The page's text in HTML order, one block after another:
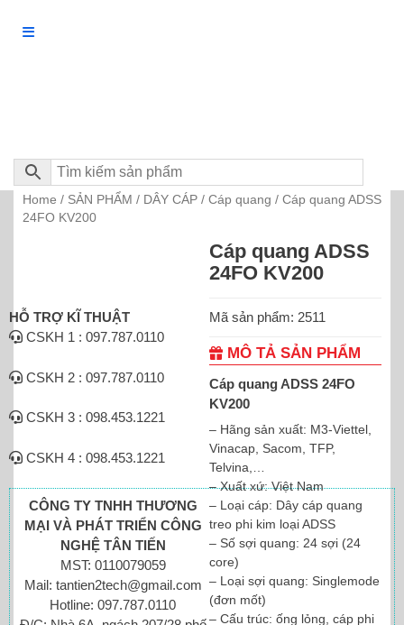
Home / SẢN PHẨM / DÂY CÁP / Cáp quang / Cáp quang ADSS
24FO KV200
Cáp quang ADSS
24FO KV200
Mã sản phẩm: 2511
MÔ TẢ SẢN PHẨM
Cáp quang ADSS 24FO
KV200
– Hãng sản xuất: M3-Viettel,
Vinacap, Sacom, TFP,
Telvina,…
– Xuất xứ: Việt Nam
– Loại cáp: Dây cáp quang
treo phi kim loại ADSS
– Số sợi quang: 24 sợi (24
core)
– Loại sợi quang: Singlemode
(đơn mốt)
– Cấu trúc: ống lỏng, cáp phi
HỖ TRỢ KĨ THUẬT
CSKH 1 : 097.787.0110
CSKH 2 : 097.787.0110
CSKH 3 : 098.453.1221
CSKH 4 : 098.453.1221
CÔNG TY TNHH THƯƠNG
MẠI VÀ PHÁT TRIỂN CÔNG
NGHỆ TÂN TIẾN
MST: 0110079059
Mail: tantien2tech@gmail.com
Hotline: 097.787.0110